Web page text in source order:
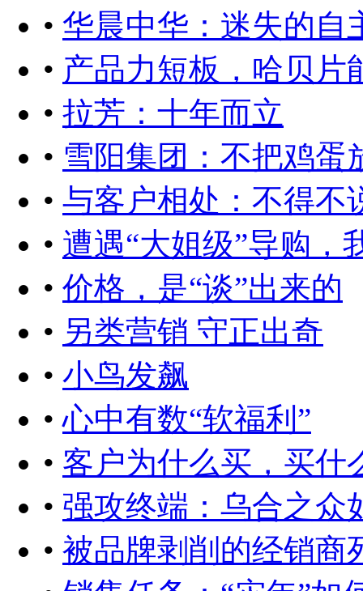
• 华晨中华：迷失的自
• 产品力短板，哈贝片
• 拉芳：十年而立
• 雪阳集团：不把鸡蛋
• 与客户相处：不得不
• 遭遇“大姐级”导购，
• 价格，是“谈”出来的
• 另类营销 守正出奇
• 小鸟发飙
•心中有数“软福利”
• 客户为什么买，买什
• 强攻终端：乌合之众
• 被品牌剥削的经销商